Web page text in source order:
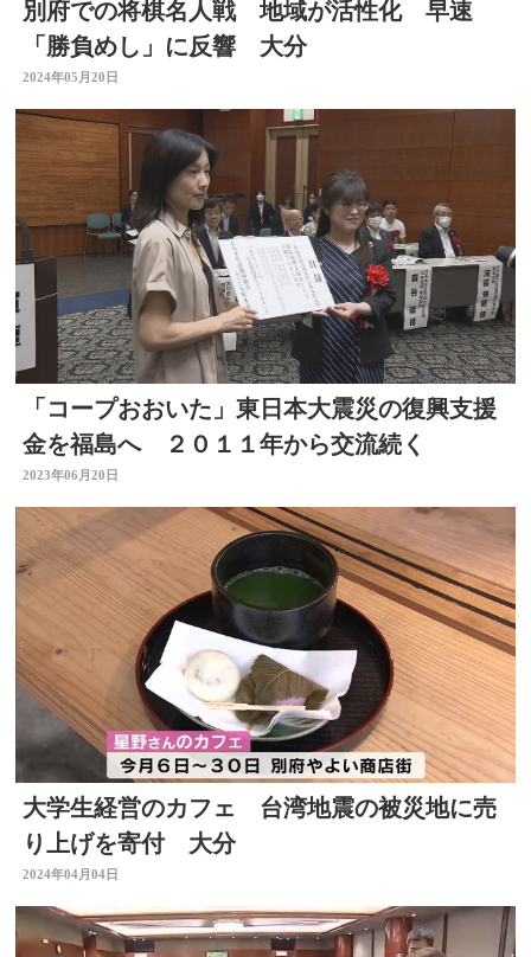
別府での将棋名人戦 地域が活性化 早速
「勝負めし」に反響 大分
2024年05月20日
「コープおおいた」東日本大震災の復興支援
金を福島へ ２０１１年から交流続く
2023年06月20日
大学生経営のカフェ 台湾地震の被災地に売
り上げを寄付 大分
2024年04月04日